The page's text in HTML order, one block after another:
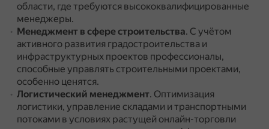
области, где требуются высококвалифицированные
менеджеры.
Менеджмент в сфере строительства. С учётом
активного развития градостроительства и
инфраструктурных проектов профессионалы,
способные управлять строительными проектами,
особенно ценятся.
Логистический менеджмент. Оптимизация
логистики, управление складами и транспортными
потоками в условиях растущей онлайн-торговли